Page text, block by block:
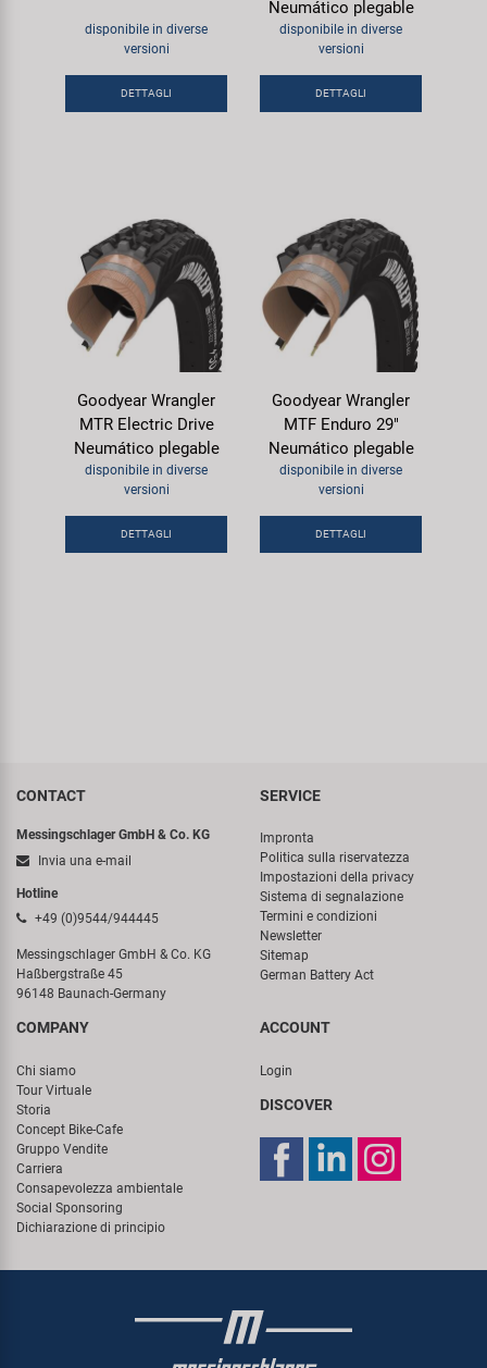
disponibile in diverse
versioni
DETTAGLI
Neumático plegable
disponibile in diverse
versioni
DETTAGLI
Goodyear Wrangler
MTR Electric Drive
Neumático plegable
disponibile in diverse
versioni
DETTAGLI
Goodyear Wrangler
MTF Enduro 29"
Neumático plegable
disponibile in diverse
versioni
DETTAGLI
CONTACT
Messingschlager GmbH & Co. KG
Invia una e-mail
Hotline
+49 (0)9544/944445
Messingschlager GmbH & Co. KG
Haßbergstraße 45
96148 Baunach-Germany
SERVICE
Impronta
Politica sulla riservatezza
Impostazioni della privacy
Sistema di segnalazione
Termini e condizioni
Newsletter
Sitemap
German Battery Act
COMPANY
Chi siamo
Tour Virtuale
Storia
Concept Bike-Cafe
Gruppo Vendite
Carriera
Consapevolezza ambientale
Social Sponsoring
Dichiarazione di principio
ACCOUNT
Login
DISCOVER